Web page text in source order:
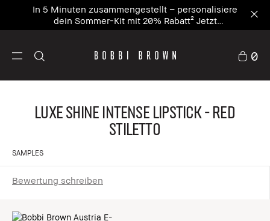
In 5 Minuten zusammengestellt – personalisiere
dein Sommer-Kit mit 20% Rabatt² Jetzt
personalisieren
0
Luxe Shine Intense Lipstick - Red
Stiletto
SAMPLES
Bewertung schreiben